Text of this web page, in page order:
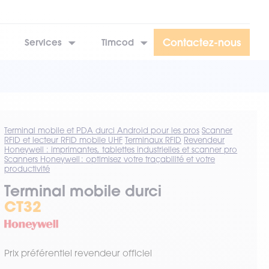
Services Timcod Contactez-nous
Terminal mobile et PDA durci Android pour les pros Scanner
RFID et lecteur RFID mobile UHF Terminaux RFID Revendeur
Honeywell : imprimantes, tablettes industrielles et scanner pro
Scanners Honeywell : optimisez votre traçabilité et votre
productivité
Terminal mobile durci
CT32
Prix préférentiel revendeur officiel